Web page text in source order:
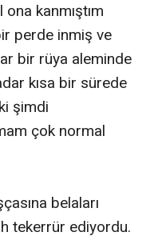
kanmıştım
perde inmiş ve
bir rüya aleminde
kısa bir sürede
şimdi
çok normal
belaları
tekerrür ediyordu.